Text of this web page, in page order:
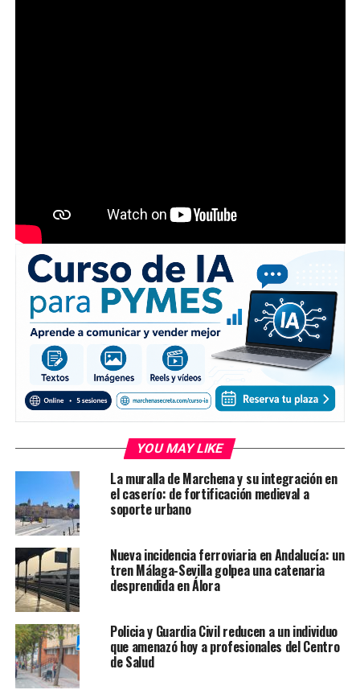
YOU MAY LIKE
La muralla de Marchena y su integración en
el caserío: de fortificación medieval a
soporte urbano
Nueva incidencia ferroviaria en Andalucía: un
tren Málaga-Sevilla golpea una catenaria
desprendida en Álora
Policia y Guardia Civil reducen a un individuo
que amenazó hoy a profesionales del Centro
de Salud